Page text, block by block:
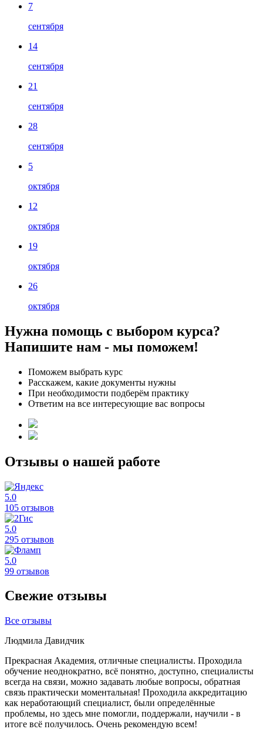
7
сентября
14
сентября
21
сентября
28
сентября
5
октября
12
октября
19
октября
26
октября
Нужна помощь с выбором курса?
Напишите нам - мы поможем!
Поможем выбрать курс
Расскажем, какие документы нужны
При необходимости подберём практику
Ответим на все интересующие вас вопросы
Отзывы о нашей работе
5.0
105 отзывов
5.0
295 отзывов
5.0
99 отзывов
Свежие отзывы
Все отзывы
Людмила Давидчик
Прекрасная Академия, отличные специалисты. Проходила
обучение неоднократно, всё понятно, доступно, специалисты
всегда на связи, можно задавать любые вопросы, обратная
связь практически моментальная! Проходила аккредитацию
как неработающий специалист, были определённые
проблемы, но здесь мне помогли, поддержали, научили - в
итоге всё получилось. Очень рекомендую всем!